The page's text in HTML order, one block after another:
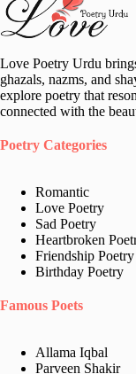
Love Poetry Urdu
ghazals, nazms, and
explore poetry that
connected with the
Poetry Categories
Romantic
Love Poetry
Sad Poetry
Heartbroken
Friendship Poetry
Birthday Poetry
Famous Poets
Allama Iqbal
Parveen Shakir